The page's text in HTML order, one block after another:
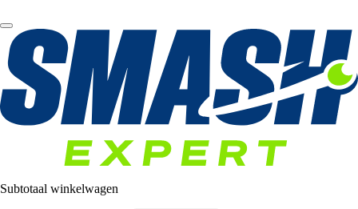
Subtotaal winkelwagen